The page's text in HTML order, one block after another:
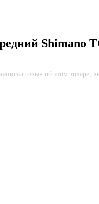
Shimano
отзыв об этом товаре,